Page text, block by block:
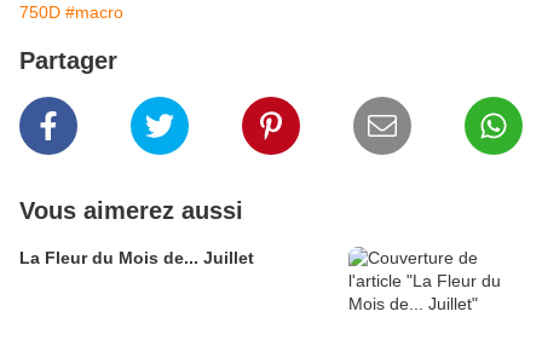
750D #macro
Partager
Vous aimerez aussi
La Fleur du Mois de... Juillet